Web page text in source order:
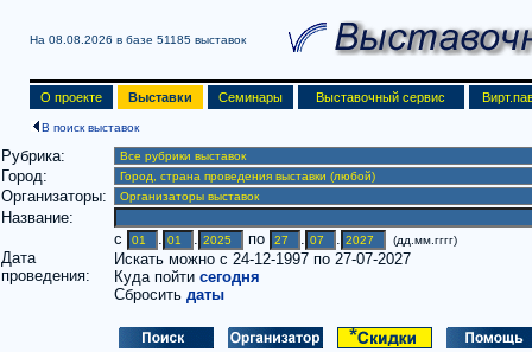
На 08.08.2026 в базе 51185 выставок
О проекте Выставки Семинары Выставочный сервис
В поиск выставок
Рубрика:
Город:
Организаторы:
Название:
Дата
проведения:
c . . по . . (дд.мм.гггг)
Искать можно с 24-12-1997 по 27-07-2027
Куда пойти сегодня
Сбросить даты